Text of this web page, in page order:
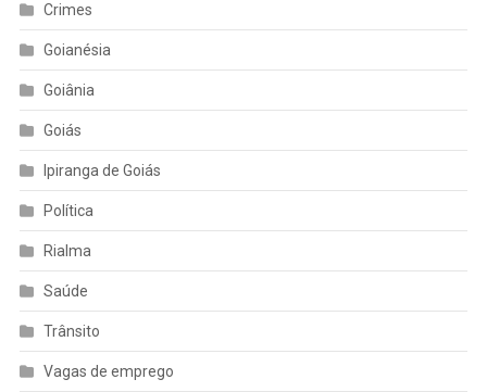
Crimes
Goianésia
Goiânia
Goiás
Ipiranga de Goiás
Política
Rialma
Saúde
Trânsito
Vagas de emprego